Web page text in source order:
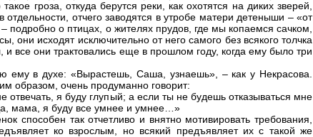
гроза, откуда берутся реки, как охотятся на диких зверей,
отдельности, отчего заводятся в утробе матери детеныши – «от
подробно о птицах, о жителях прудов, где мы копаемся сачком,
они исходят исключительно от него самого без всякого толчка
и все они трактовались еще в прошлом году, когда ему было три
ему в духе: «Вырастешь, Саша, узнаешь», – как у Некрасова.
образом, очень продуманно говорит:
отвечать, я буду глупый; а если ты не будешь отказываться мне
мама, я буду все умнее и умнее…»
способен так отчетливо и внятно мотивировать требования,
ко взрослым, но всякий предъявляет их с такой же